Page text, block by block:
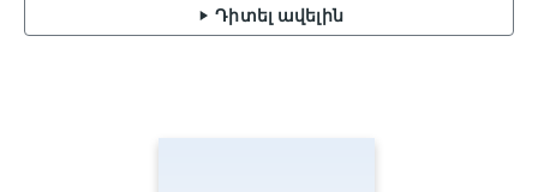
Դիտել ավելին